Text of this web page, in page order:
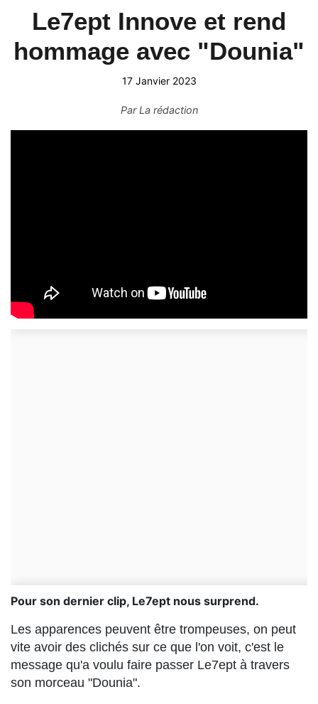
Le7ept Innove et rend
hommage avec "Dounia"
17 Janvier 2023
ParLa rédaction
Pour son dernier clip, Le7ept nous surprend.
Les apparences peuvent être trompeuses, on peut
vite avoir des clichés sur ce que l'on voit, c'est le
message qu'a voulu faire passer Le7ept à travers
son morceau "Dounia".